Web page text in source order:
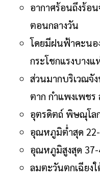
อากาศร้อนถึงร้อ
ตอนกลางวัน
โดยมีฝนฟ้าคะน
กระโชกแรงบางแ
ส่วนมากบริเวณจั
ตาก กำแพงเพชร
อุตรดิตถ์ พิษณุโล
อุณหภูมิต่ำสุด 22-
อุณหภูมิสูงสุด 37-
ลมตะวันตกเฉียง